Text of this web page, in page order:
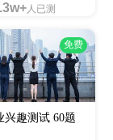
人已测
免费
兴趣测试 60题